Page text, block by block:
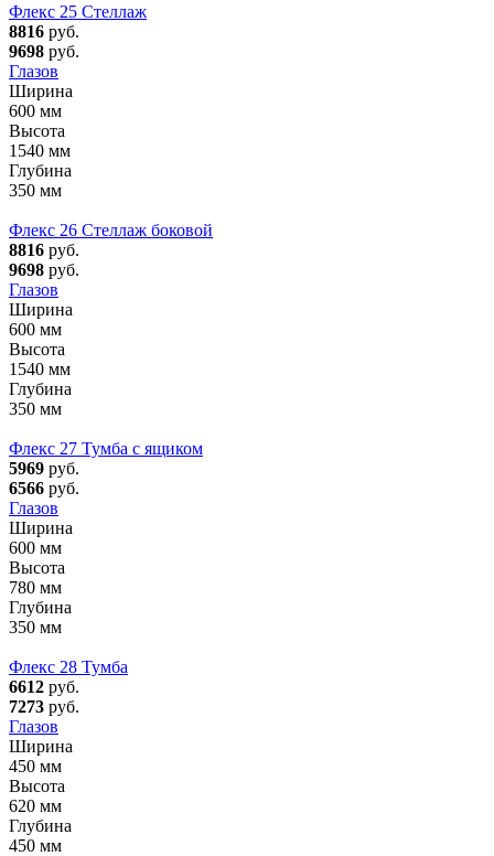
Флекс 25 Стеллаж
8816 руб.
9698 руб.
Глазов
Ширина
600 мм
Высота
1540 мм
Глубина
350 мм
Флекс 26 Стеллаж боковой
8816 руб.
9698 руб.
Глазов
Ширина
600 мм
Высота
1540 мм
Глубина
350 мм
Флекс 27 Тумба с ящиком
5969 руб.
6566 руб.
Глазов
Ширина
600 мм
Высота
780 мм
Глубина
350 мм
Флекс 28 Тумба
6612 руб.
7273 руб.
Глазов
Ширина
450 мм
Высота
620 мм
Глубина
450 мм